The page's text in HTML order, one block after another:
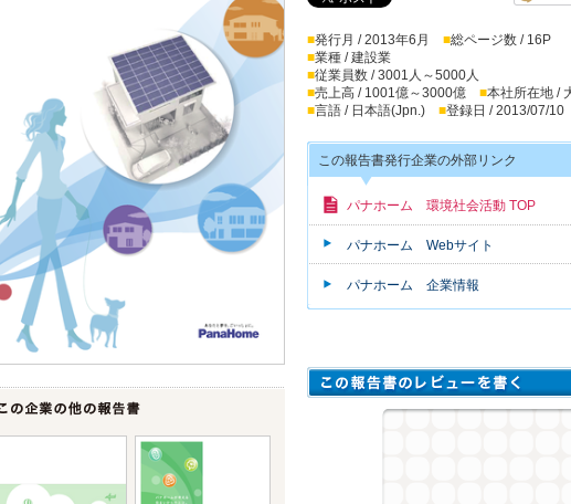
■発行月 / 2013年6月 ■総ページ数 / 16P
■業種 / 建設業
■従業員数 / 3001人～5000人
■売上高 / 1001億～3000億 ■本社所在地 /
■言語 / 日本語(Jpn.) ■登録日 / 2013/07/10
この報告書発行企業の外部リンク
パナホーム 環境社会活動 TOP
パナホーム Webサイト
パナホーム 企業情報